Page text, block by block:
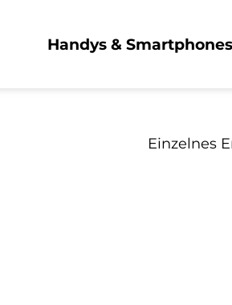
Handys & Smartphones
Einzelnes